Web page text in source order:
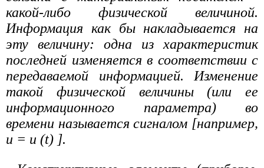
какой-либо физической величиной.
Информация как бы накладывается на
эту величину: одна из характеристик
последней изменяется в соответствии с
передаваемой информацией. Изменение
такой физической величины (или ее
информационного параметра) во
времени называется сигналом [например,
u = u (t) ].